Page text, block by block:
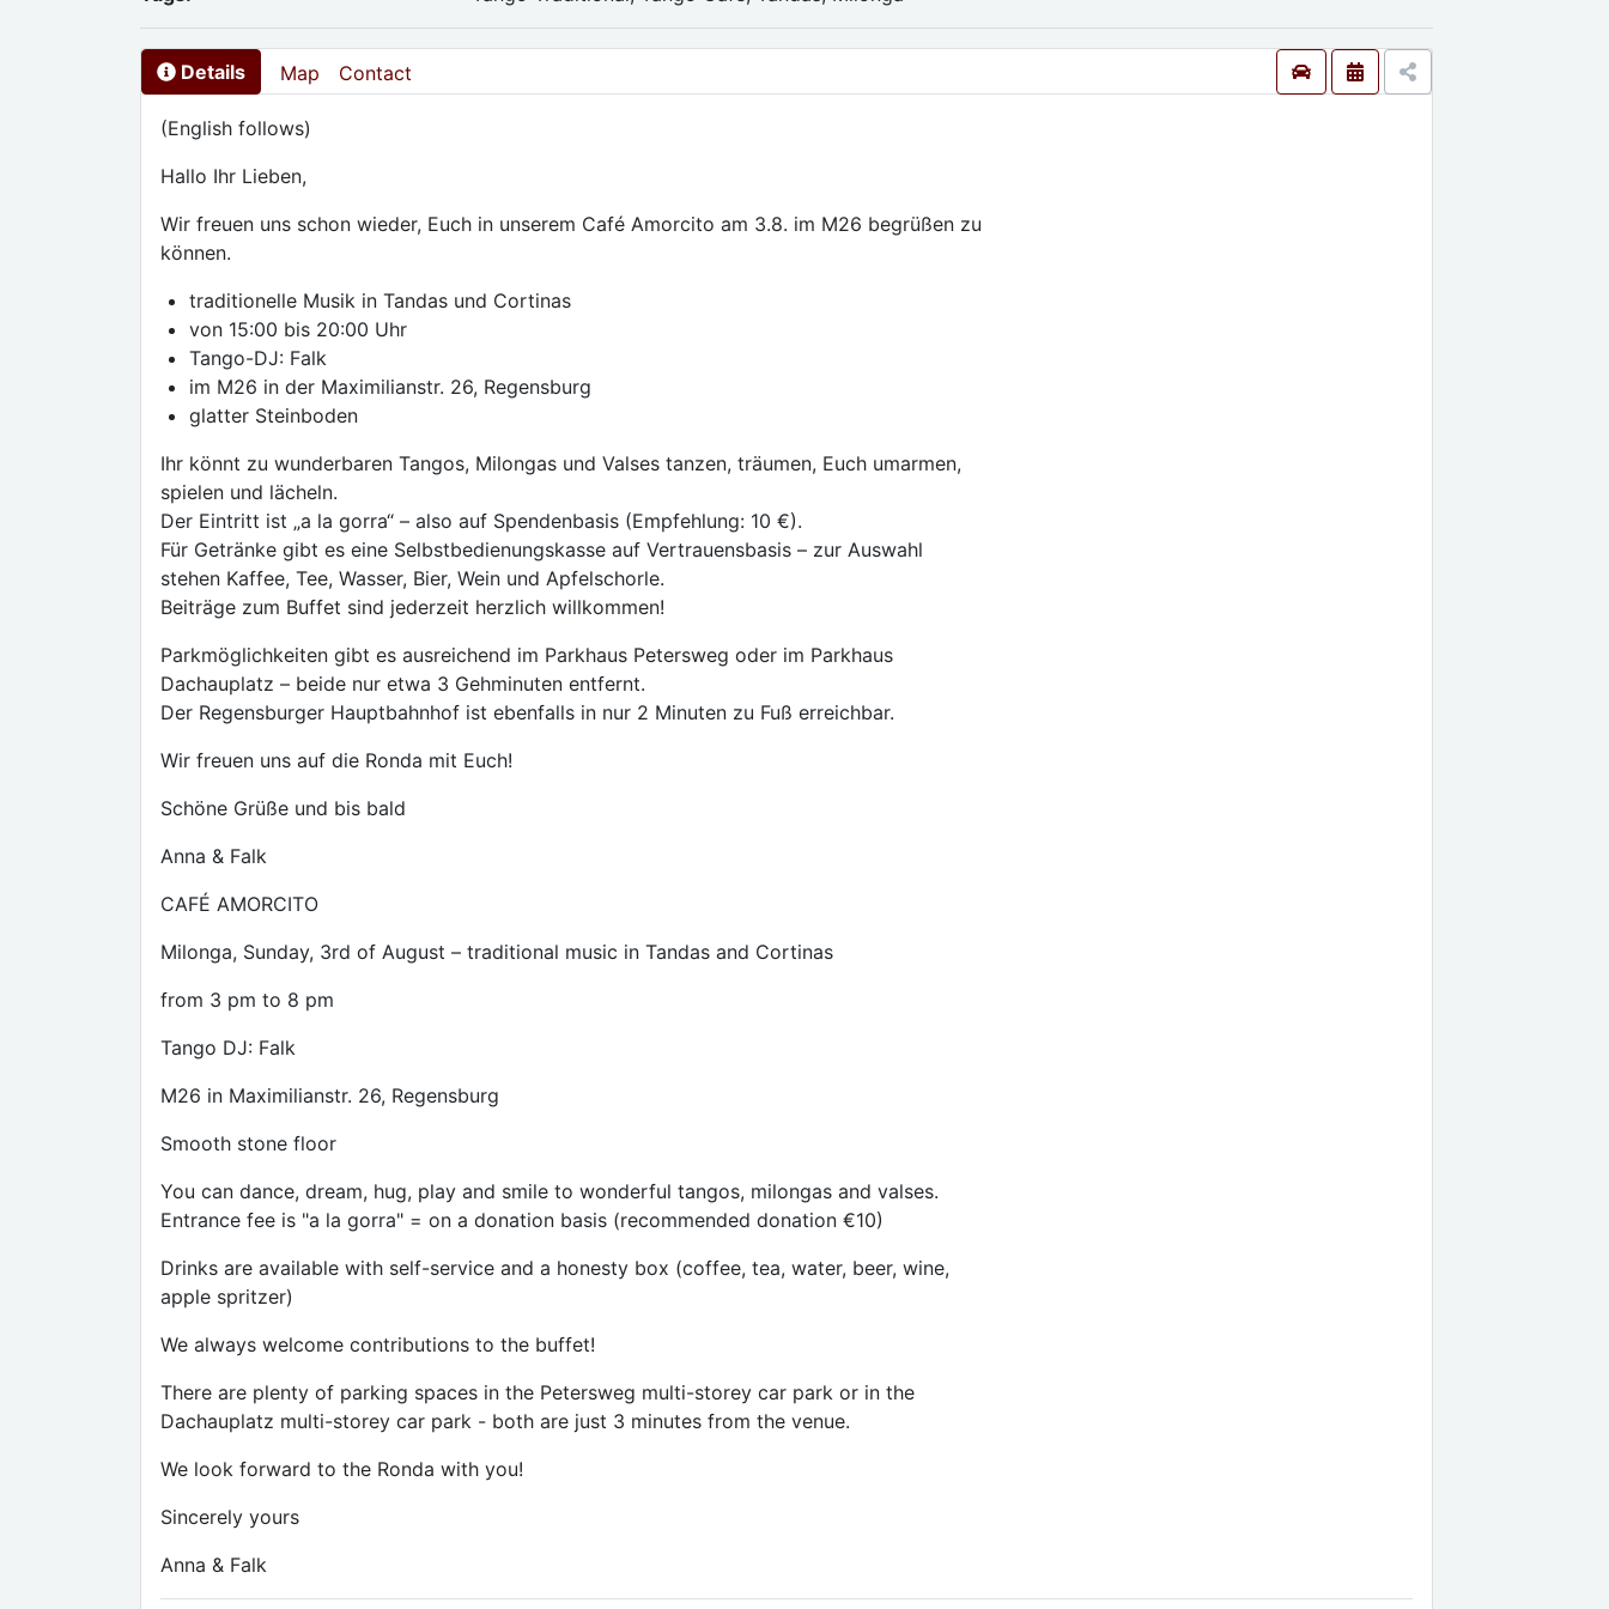
Details Map Contact
(English follows)
Hallo Ihr Lieben,
Wir freuen uns schon wieder, Euch in unserem Café Amorcito am 3.8. im M26 begrüßen zu
können.
traditionelle Musik in Tandas und Cortinas
von 15:00 bis 20:00 Uhr
Tango-DJ: Falk
im M26 in der Maximilianstr. 26, Regensburg
glatter Steinboden
Ihr könnt zu wunderbaren Tangos, Milongas und Valses tanzen, träumen, Euch umarmen,
spielen und lächeln.
Der Eintritt ist „a la gorra“ – also auf Spendenbasis (Empfehlung: 10 €).
Für Getränke gibt es eine Selbstbedienungskasse auf Vertrauensbasis – zur Auswahl
stehen Kaffee, Tee, Wasser, Bier, Wein und Apfelschorle.
Beiträge zum Buffet sind jederzeit herzlich willkommen!
Parkmöglichkeiten gibt es ausreichend im Parkhaus Petersweg oder im Parkhaus
Dachauplatz – beide nur etwa 3 Gehminuten entfernt.
Der Regensburger Hauptbahnhof ist ebenfalls in nur 2 Minuten zu Fuß erreichbar.
Wir freuen uns auf die Ronda mit Euch!
Schöne Grüße und bis bald
Anna & Falk
CAFÉ AMORCITO
Milonga, Sunday, 3rd of August – traditional music in Tandas and Cortinas
from 3 pm to 8 pm
Tango DJ: Falk
M26 in Maximilianstr. 26, Regensburg
Smooth stone floor
You can dance, dream, hug, play and smile to wonderful tangos, milongas and valses.
Entrance fee is "a la gorra" = on a donation basis (recommended donation €10)
Drinks are available with self-service and a honesty box (coffee, tea, water, beer, wine,
apple spritzer)
We always welcome contributions to the buffet!
There are plenty of parking spaces in the Petersweg multi-storey car park or in the
Dachauplatz multi-storey car park - both are just 3 minutes from the venue.
We look forward to the Ronda with you!
Sincerely yours
Anna & Falk